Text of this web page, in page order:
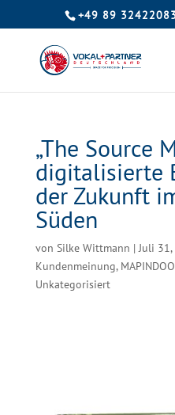
+49 89
„The Source
digitalisierte
der Zukunft
Süden
von Silke Wittmann |Juli
Kundenmeinung,
Unkategorisiert